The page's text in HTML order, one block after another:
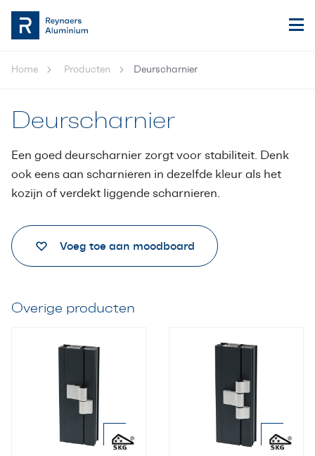
Home Producten Deurscharnier
Deurscharnier
Een goed deurscharnier zorgt voor stabiliteit. Denk
ook eens aan scharnieren in dezelfde kleur als het
kozijn of verdekt liggende scharnieren.
Voeg toe aan moodboard
Overige producten